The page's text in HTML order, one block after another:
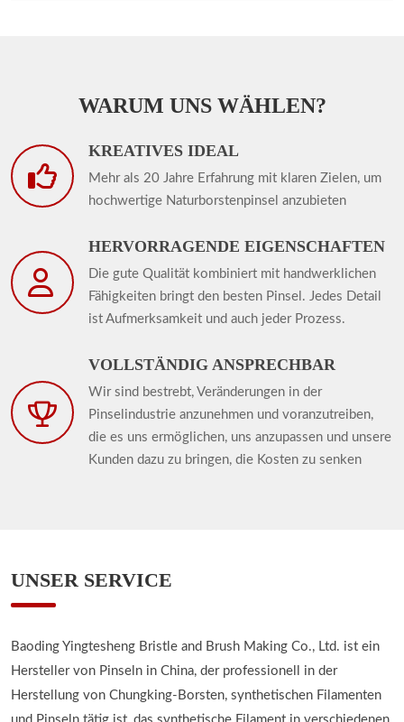
WARUM UNS WÄHLEN?
KREATIVES IDEAL
Mehr als 20 Jahre Erfahrung mit klaren Zielen, um
hochwertige Naturborstenpinsel anzubieten
HERVORRAGENDE EIGENSCHAFTEN
Die gute Qualität kombiniert mit handwerklichen
Fähigkeiten bringt den besten Pinsel. Jedes Detail
ist Aufmerksamkeit und auch jeder Prozess.
VOLLSTÄNDIG ANSPRECHBAR
Wir sind bestrebt, Veränderungen in der
Pinselindustrie anzunehmen und voranzutreiben,
die es uns ermöglichen, uns anzupassen und unsere
Kunden dazu zu bringen, die Kosten zu senken
UNSER SERVICE
Baoding Yingtesheng Bristle and Brush Making Co., Ltd. ist ein
Hersteller von Pinseln in China, der professionell in der
Herstellung von Chungking-Borsten, synthetischen Filamenten